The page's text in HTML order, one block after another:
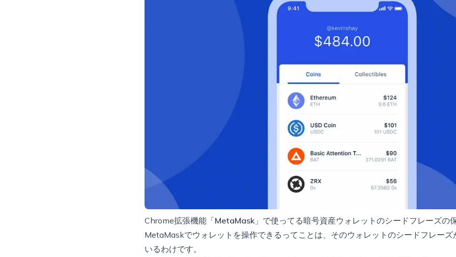
Chrome拡張機能「MetaMask 」で使ってる暗号資産ウォレットのシードフレーズの
MetaMaskでウォレットを操作できるってことは、そのウォレットのシードフレー
いるわけです。